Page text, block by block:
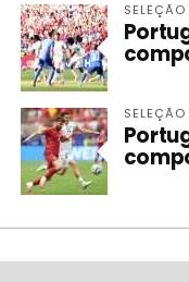
SELEÇÃO
SELEÇÃO